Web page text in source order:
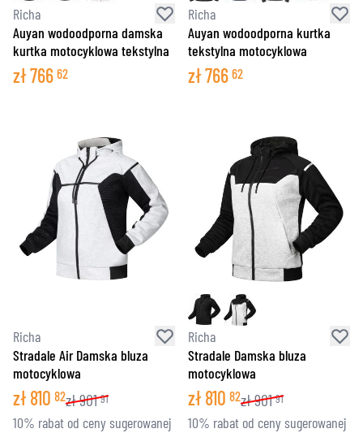
Richa
Auyan wodoodporna damska
kurtka motocyklowa tekstylna
zł766 62
Richa
Auyan wodoodporna kurtka
tekstylna motocyklowa
zł766 62
Richa
Stradale Air Damska bluza
motocyklowa
zł810 82zł901 91
10% rabat od ceny sugerowanej
Richa
Stradale Damska bluza
motocyklowa
zł810 82zł901 91
10% rabat od ceny sugerowanej